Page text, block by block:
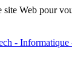
Web pour